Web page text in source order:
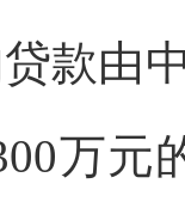
款由
万元